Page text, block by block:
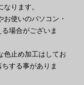
ります。
使いのパソコン・
場合がございま
色止め加工はしてお
する事がありま